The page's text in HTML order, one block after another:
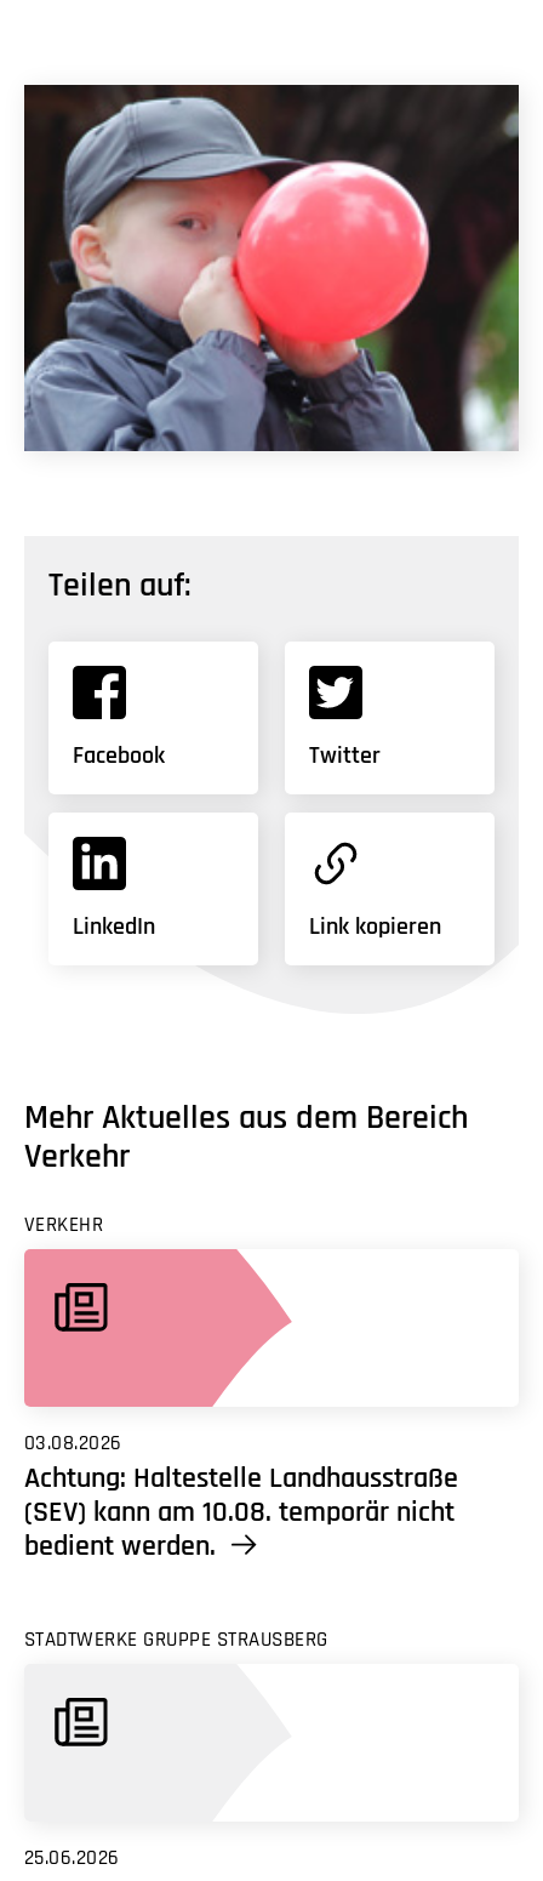
Teilen auf:
Facebook Twitter
LinkedIn Link kopieren
Mehr Aktuelles aus dem Bereich
Verkehr
VERKEHR
03.08.2026
Achtung: Haltestelle Landhausstraße
(SEV) kann am 10.08. temporär nicht
bedient werden.
STADTWERKE GRUPPE STRAUSBERG
25.06.2026